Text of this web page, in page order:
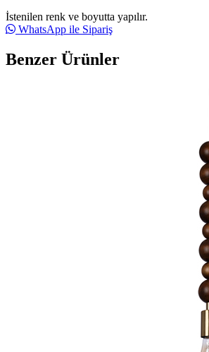
İstenilen renk ve boyutta yapılır.
WhatsApp ile Sipariş
Benzer Ürünler